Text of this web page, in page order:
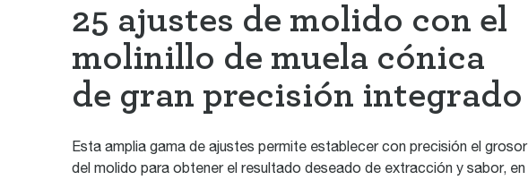
25 ajustes de molido con el
molinillo de muela cónica
de gran precisión integrado
Esta amplia gama de ajustes permite establecer con precisión el grosor
del molido para obtener el resultado deseado de extracción y sabor, en